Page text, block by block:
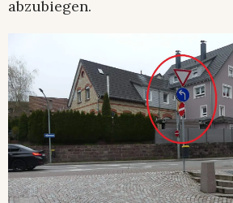
abzubiegen.